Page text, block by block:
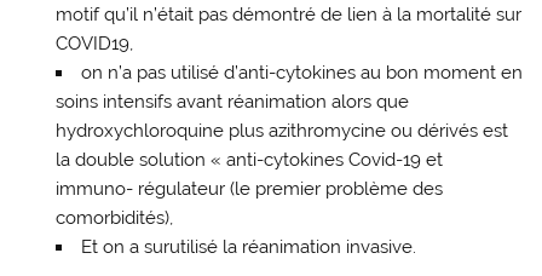
motif qu’il n’était pas démontré de lien à la mortalité sur
COVID19,
on n’a pas utilisé d’anti-cytokines au bon moment en
soins intensifs avant réanimation alors que
hydroxychloroquine plus azithromycine ou dérivés est
la double solution « anti-cytokines Covid-19 et
immuno- régulateur (le premier problème des
comorbidités),
Et on a surutilisé la réanimation invasive.